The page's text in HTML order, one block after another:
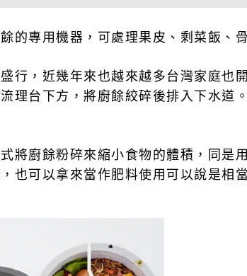
的專用機器，可處理果皮、剩菜飯、
行，近幾年來也越來越多台灣家庭也
理台下方，將廚餘絞碎後排入下水道
將廚餘粉碎來縮小食物的體積，同是
也可以拿來當作肥料使用可以說是相